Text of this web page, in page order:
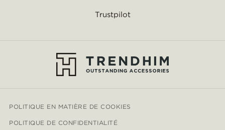
Trustpilot
POLITIQUE EN MATIÈRE DE COOKIES
POLITIQUE DE CONFIDENTIALITÉ